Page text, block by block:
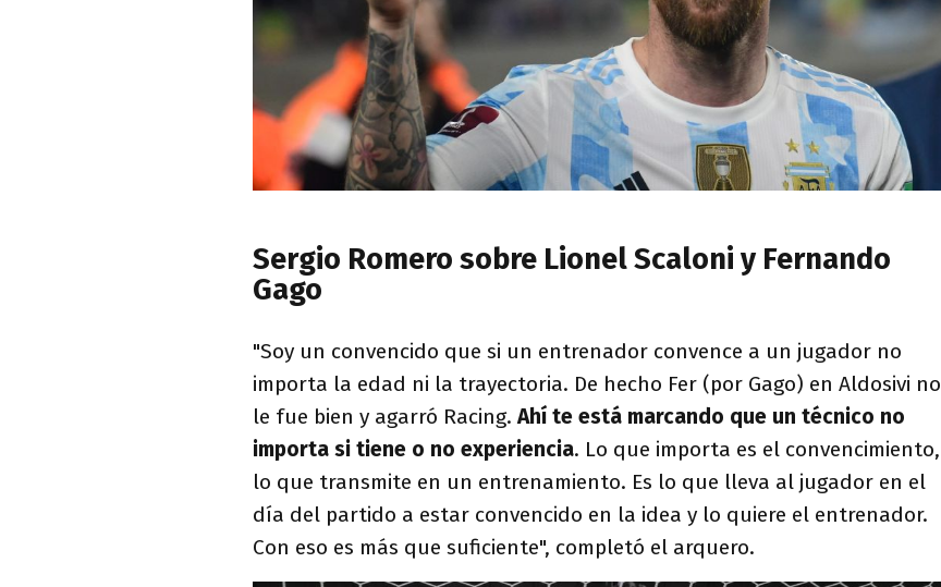
Sergio Romero sobre Lionel Scaloni y Fernando
Gago
"Soy un convencido que si un entrenador convence a un jugador no
importa la edad ni la trayectoria. De hecho Fer (por Gago) en Aldosivi no
le fue bien y agarró Racing. Ahí te está marcando que un técnico no
importa si tiene o no experiencia. Lo que importa es el convencimiento,
lo que transmite en un entrenamiento. Es lo que lleva al jugador en el
día del partido a estar convencido en la idea y lo quiere el entrenador.
Con eso es más que suficiente", completó el arquero.